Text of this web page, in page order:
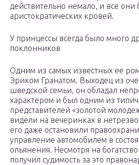
действительно немало, и все
аристократических кровей.
У принцессы всегда было много
поклонников
Одним из самых известных ее
Эриком Гранатом. Выходец из
шведской семьи, он обладал
характером и был одним из
представителей «золотой
видели на вечеринках в
его даже остановили
управление автомобилем в
опьянения. Несмотря на
получил судимость за это